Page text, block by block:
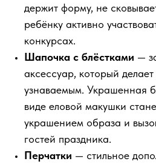
держит форму, не
ребёнку активно
конкурсах.
Шапочка с блёстками —
аксессуар, который
узнаваемым. Украшенная
виде еловой макушки
украшением образа и
гостей праздника.
Перчатки — стильное